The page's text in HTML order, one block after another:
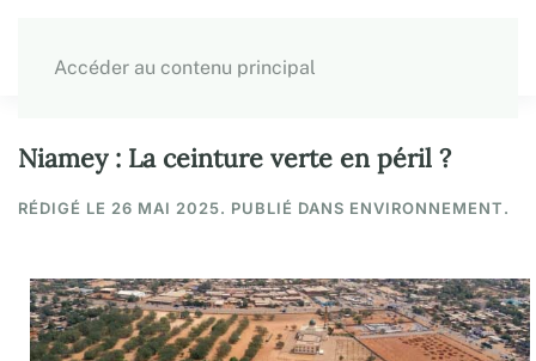
Accéder au contenu principal
Niamey : La ceinture verte en péril ?
RÉDIGÉ LE 26 MAI 2025. PUBLIÉ DANS ENVIRONNEMENT.